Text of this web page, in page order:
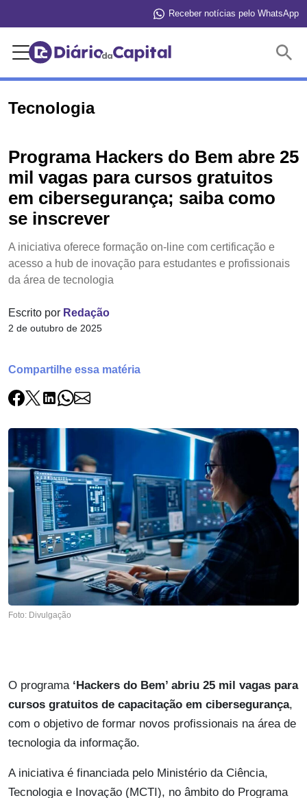
Receber notícias pelo WhatsApp
Tecnologia
Programa Hackers do Bem abre 25
mil vagas para cursos gratuitos
em cibersegurança; saiba como
se inscrever
A iniciativa oferece formação on-line com certificação e
acesso a hub de inovação para estudantes e profissionais
da área de tecnologia
Escrito por Redação
2 de outubro de 2025
Compartilhe essa matéria
Foto: Divulgação
O programa ‘Hackers do Bem’ abriu 25 mil vagas para
cursos gratuitos de capacitação em cibersegurança,
com o objetivo de formar novos profissionais na área de
tecnologia da informação.
A iniciativa é financiada pelo Ministério da Ciência,
Tecnologia e Inovação (MCTI), no âmbito do Programa